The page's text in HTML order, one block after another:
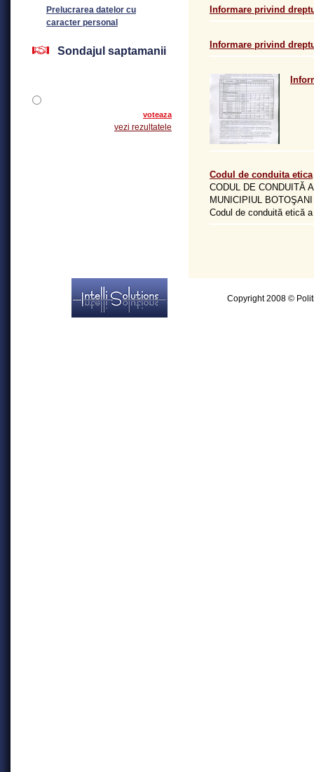
Informare privind
Informare privind
Codul de conduita etica
CODUL DE CONDUITĂ
MUNICIPIUL
Codul de conduită etică
Prelucrarea datelor cu
caracter personal
Sondajul saptamanii
voteaza
vezi rezultatele
Copyright 2008 ©